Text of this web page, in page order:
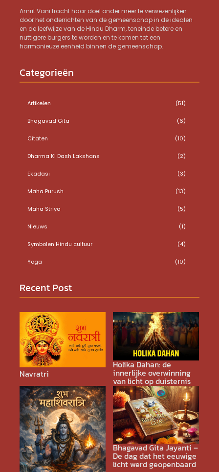
Amrit Vani tracht haar doel onder meer te verwezenlijken
door het onderrichten van de gemeenschap in de idealen
en de leefwijze van de Hindu Dharm, teneinde betere en
nuttigere burgers te worden en te komen tot een
harmonieuze eenheid binnen de gemeenschap.
Categorieën
Artikelen (51)
Bhagavad Gita (6)
Citaten (10)
Dharma Ki Dash Lakshans (2)
Ekadasi (3)
Maha Purush (13)
Maha Striya (5)
Nieuws (1)
Symbolen Hindu cultuur (4)
Yoga (10)
Recent Post
Navratri
Holika Dahan: de
innerlijke overwinning
van licht op duisternis
Bhagavad Gita Jayanti –
De dag dat het eeuwige
licht werd geopenbaard